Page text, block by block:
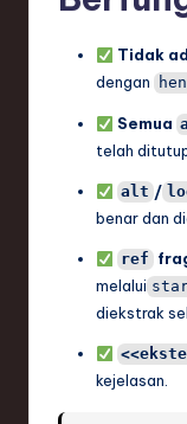
Tidak
dengan
Semua
telah
alt /
benar dan
ref
melalui
diekstrak
kejelasan.